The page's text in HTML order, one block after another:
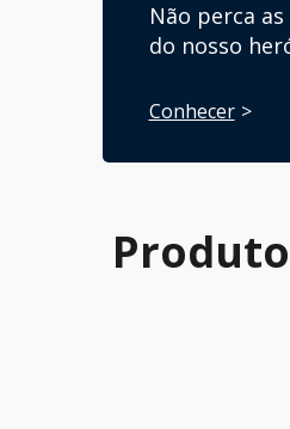
Não perca
do nosso
Conhecer